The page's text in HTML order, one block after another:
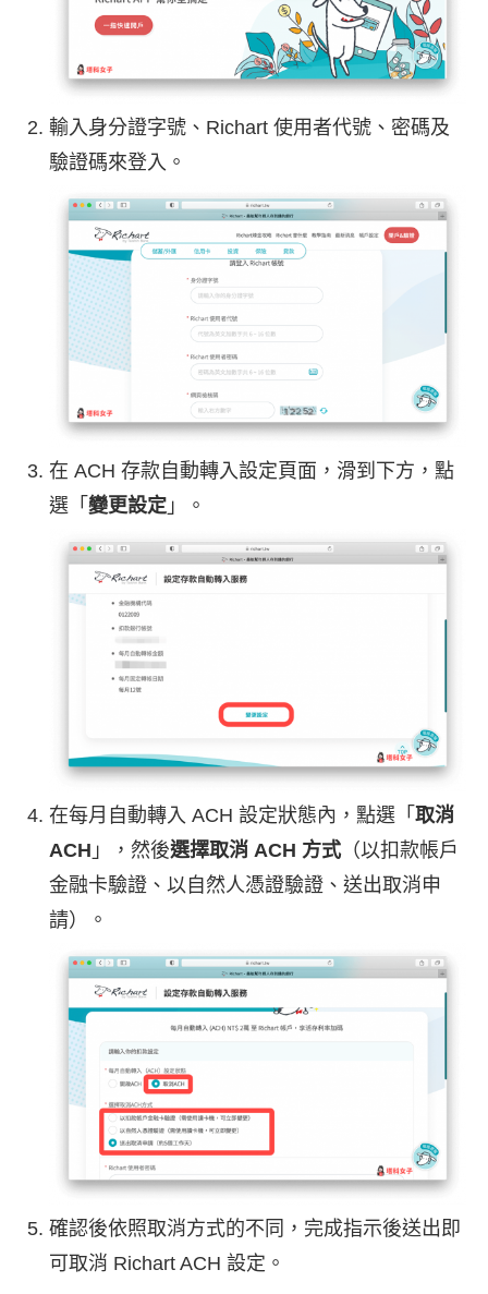
輸入身分證字號、Richart 使用者代號、密碼及
驗證碼來登入。
在 ACH 存款自動轉入設定頁面，滑到下方，點
選「 變更設定 」。
在每月自動轉入 ACH 設定狀態內，點選「 取消
ACH 」，然後選擇取消 ACH 方式 （以扣款帳戶
金融卡驗證、以自然人憑證驗證、送出取消申
請）。
確認後依照取消方式的不同，完成指示後送出即
可取消 Richart ACH 設定。